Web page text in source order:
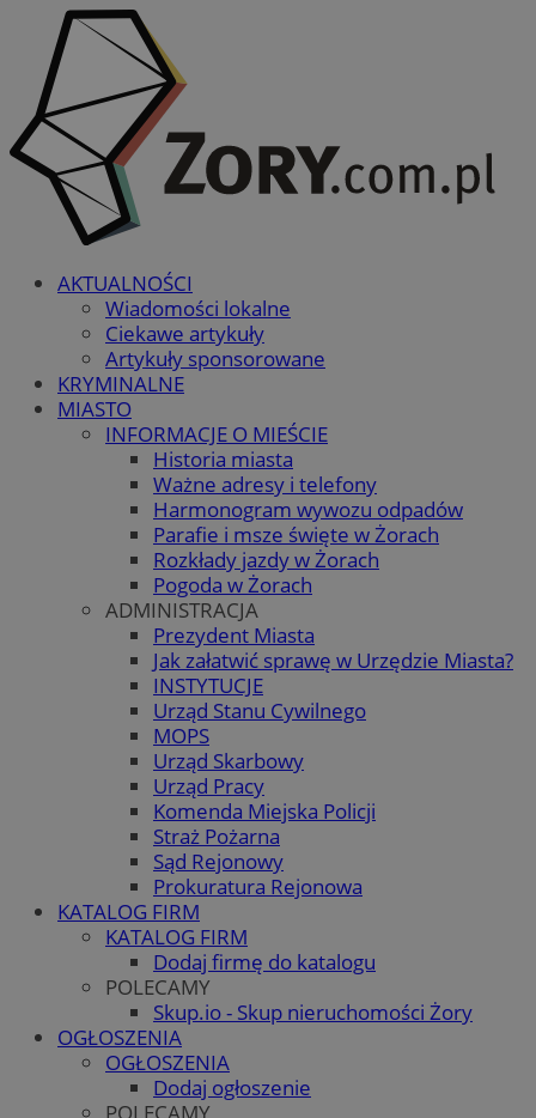
AKTUALNOŚCI
Wiadomości lokalne
Ciekawe artykuły
Artykuły sponsorowane
KRYMINALNE
MIASTO
INFORMACJE O MIEŚCIE
Historia miasta
Ważne adresy i telefony
Harmonogram wywozu odpadów
Parafie i msze święte w Żorach
Rozkłady jazdy w Żorach
Pogoda w Żorach
ADMINISTRACJA
Prezydent Miasta
Jak załatwić sprawę w Urzędzie Miasta?
INSTYTUCJE
Urząd Stanu Cywilnego
MOPS
Urząd Skarbowy
Urząd Pracy
Komenda Miejska Policji
Straż Pożarna
Sąd Rejonowy
Prokuratura Rejonowa
KATALOG FIRM
KATALOG FIRM
Dodaj firmę do katalogu
POLECAMY
Skup.io - Skup nieruchomości Żory
OGŁOSZENIA
OGŁOSZENIA
Dodaj ogłoszenie